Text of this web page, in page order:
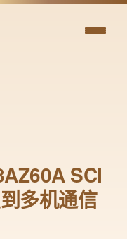
SCI
多机通信